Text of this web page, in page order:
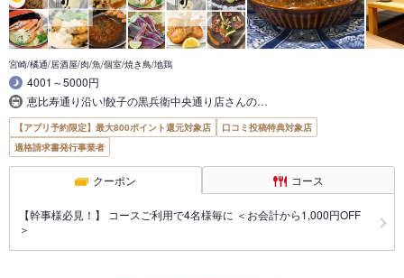
宮崎/橘通/居酒屋/肉/魚/個室/焼き鳥/地鶏
4001～5000円
恵比寿通り沿い!餃子の黒兵衛中央通り店さんの…
【アプリ予約限定】最大800ポイント還元対象店
口コミ投稿特典対象店
適格請求書発行事業者
クーポン コース
【幹事様必見！】 コースご利用で4名様毎に ＜お会計から1,000円OFF
＞